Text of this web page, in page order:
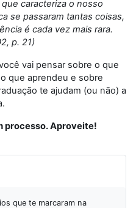
caracteriza o nosso
se passaram tantas coisas,
é cada vez mais rara.
p. 21)
vai pensar sobre o que
que aprendeu e sobre
te ajudam (ou não) a
processo. Aproveite!
que te marcaram na